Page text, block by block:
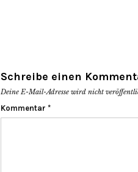
Schreibe einen
Deine E-Mail-Adresse wird nicht
Kommentar *